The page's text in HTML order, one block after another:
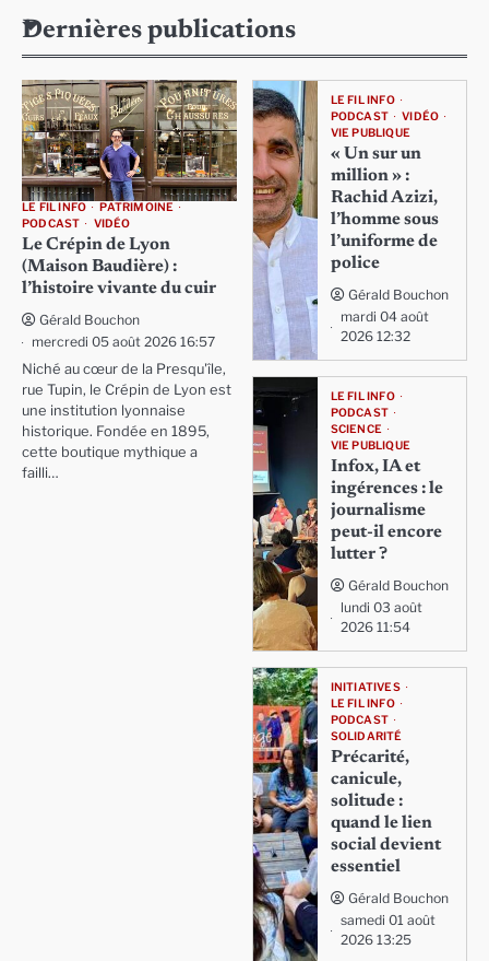
Dernières publications
LE FIL INFO
PATRIMOINE
PODCAST
VIDÉO
Le Crépin de Lyon
(Maison Baudière) :
l’histoire vivante du cuir
Gérald Bouchon
mercredi 05 août 2026 16:57
Niché au cœur de la Presqu'île,
rue Tupin, le Crépin de Lyon est
une institution lyonnaise
historique. Fondée en 1895,
cette boutique mythique a
failli…
LE FIL INFO
PODCAST
VIDÉO
VIE PUBLIQUE
« Un sur un
million » :
Rachid Azizi,
l’homme sous
l’uniforme de
police
Gérald Bouchon
mardi 04 août
2026 12:32
LE FIL INFO
PODCAST
SCIENCE
VIE PUBLIQUE
Infox, IA et
ingérences : le
journalisme
peut-il encore
lutter ?
Gérald Bouchon
lundi 03 août
2026 11:54
INITIATIVES
LE FIL INFO
PODCAST
SOLIDARITÉ
Précarité,
canicule,
solitude :
quand le lien
social devient
essentiel
Gérald Bouchon
samedi 01 août
2026 13:25